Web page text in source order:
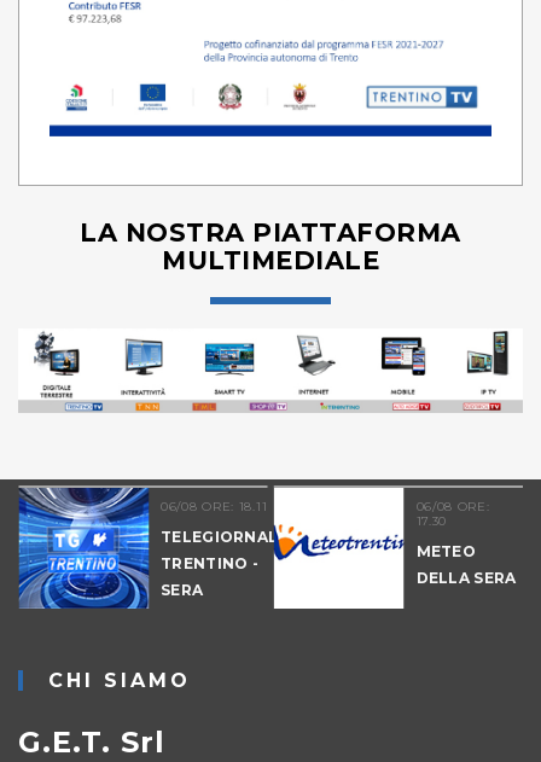
LA NOSTRA PIATTAFORMA
MULTIMEDIALE
06/08 ORE: 18.11
TELEGIORNALE
TRENTINO -
SERA
06/08 ORE:
17.30
METEO
DELLA SERA
CHI SIAMO
G.E.T. Srl